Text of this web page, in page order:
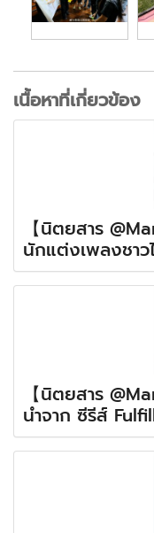
เนื้อหาที่เกี่ยวข้อง
【นิตยสาร
นักแต่งเพลงชาว
【นิตยสาร
นำจาก ซีรีส์